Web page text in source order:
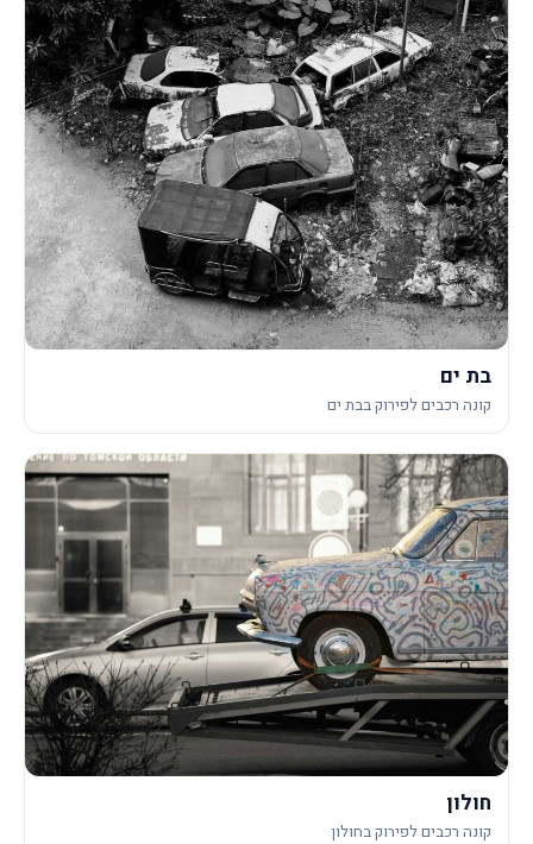
בת ים
קונה רכבים לפירוק בבת ים
חולון
קונה רכבים לפירוק בחולון